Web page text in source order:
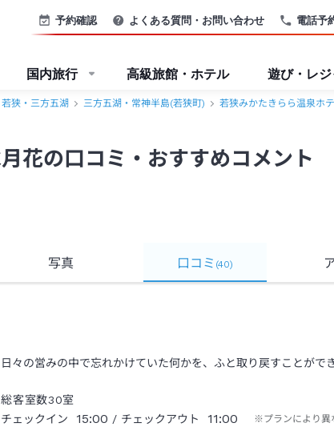
電話予
予約確認 よくある質問・お問い合わせ
国内旅行 高級旅館・ホテル 遊び・レ
若狭・三方五湖 三方五湖・常神半島(若狭町) 若狭みかたきらら温泉ホ
花の口コミ・おすすめコメント
写真 口コミ (40)
日々の営みの中で忘れかけていた何かを、ふと取り戻すことが
総客室数30室
チェックイン
15:00 / チェックアウト 11:00 ※プランにより異